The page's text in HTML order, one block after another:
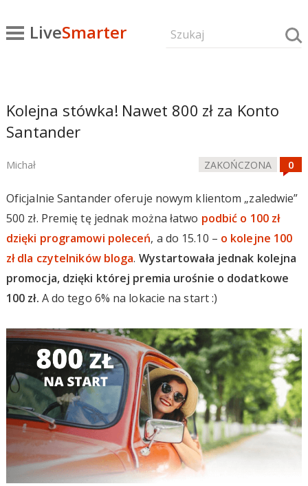
LiveSmarter
Kolejna stówka! Nawet 800 zł za Konto
Santander
Michał ZAKOŃCZONA
Oficjalnie Santander oferuje nowym klientom „zaledwie”
500 zł. Premię tę jednak można łatwo podbić o 100 zł
dzięki programowi poleceń, a do 15.10 – o kolejne 100
zł dla czytelników bloga. Wystartowała jednak kolejna
promocja, dzięki której premia urośnie o dodatkowe
100 zł. A do tego 6% na lokacie na start :)